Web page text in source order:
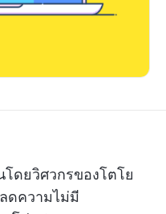
ดยวิศวกรของโตโย
ดความไม่มี